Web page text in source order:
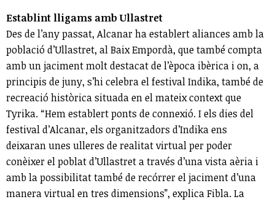
Establint lligams amb Ullastret
Des de l’any passat, Alcanar ha establert aliances amb la
població d’Ullastret, al Baix Empordà, que també compta
amb un jaciment molt destacat de l’època ibèrica i on, a
principis de juny, s’hi celebra el festival Indika, també de
recreació històrica situada en el mateix context que
Tyrika. “Hem establert ponts de connexió. I els dies del
festival d’Alcanar, els organitzadors d’Indika ens
deixaran unes ulleres de realitat virtual per poder
conèixer el poblat d’Ullastret a través d’una vista aèria i
amb la possibilitat també de recórrer el jaciment d’una
manera virtual en tres dimensions”, explica Fibla. La